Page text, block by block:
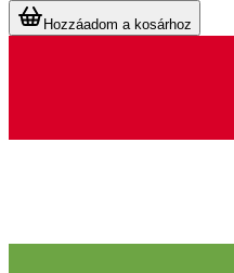
Hozzáadom a kosárhoz